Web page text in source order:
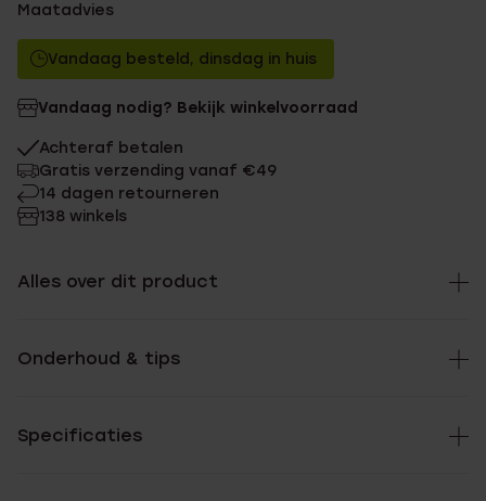
Maatadvies
Vandaag besteld, dinsdag in huis
Vandaag nodig? Bekijk winkelvoorraad
Achteraf betalen
Gratis verzending vanaf €49
14 dagen retourneren
138 winkels
Alles over dit product
Onderhoud & tips
Specificaties